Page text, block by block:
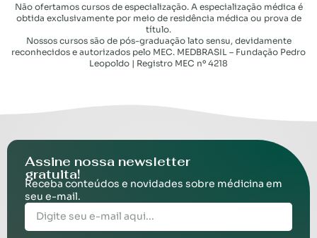
Não ofertamos cursos de especialização. A especialização médica é
obtida exclusivamente por meio de residência médica ou prova de
título.
Nossos cursos são de pós-graduação lato sensu, devidamente
reconhecidos e autorizados pelo MEC. MEDBRASIL – Fundação Pedro
Leopoldo | Registro MEC nº 4218
Assine nossa newsletter
gratuita!
Receba conteúdos e novidades sobre médicina em
seu e-mail.